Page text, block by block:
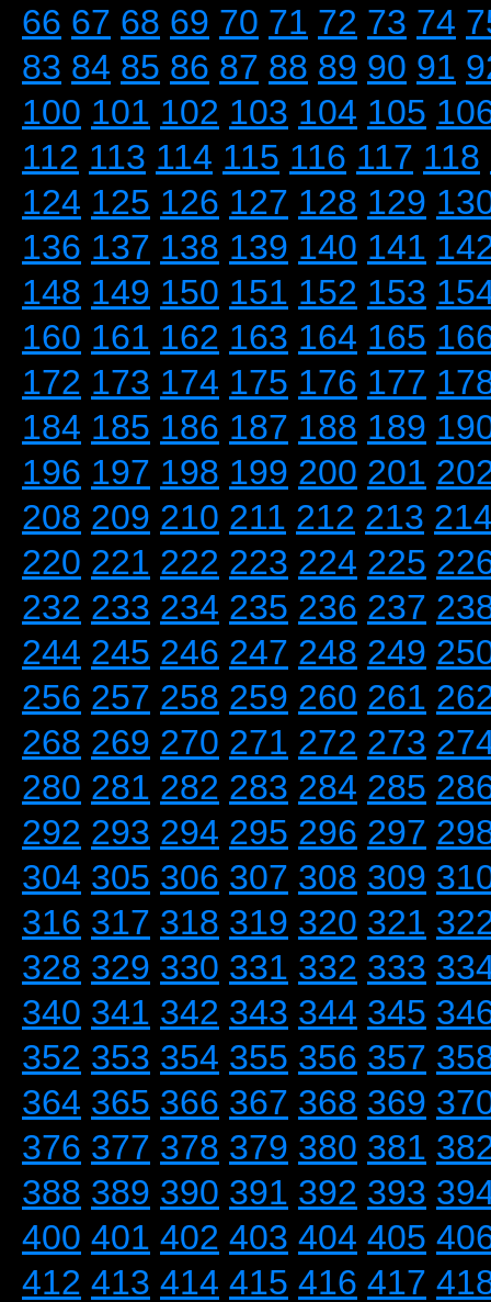
66 67 68 69 70 71 72 73 74
83 84 85 86 87 88 89 90 91
100 101 102 103 104 105
112 113 114 115 116 117 118
124 125 126 127 128 129
136 137 138 139 140 141
148 149 150 151 152 153
160 161 162 163 164 165
172 173 174 175 176 177
184 185 186 187 188 189
196 197 198 199 200 201
208 209 210 211 212 213
220 221 222 223 224 225
232 233 234 235 236 237
244 245 246 247 248 249
256 257 258 259 260 261
268 269 270 271 272 273
280 281 282 283 284 285
292 293 294 295 296 297
304 305 306 307 308 309
316 317 318 319 320 321
328 329 330 331 332 333
340 341 342 343 344 345
352 353 354 355 356 357
364 365 366 367 368 369
376 377 378 379 380 381
388 389 390 391 392 393
400 401 402 403 404 405
412 413 414 415 416 417